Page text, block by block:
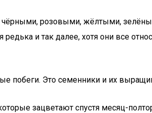
чёрными, розовыми, жёлтыми,
и так далее, хотя они все
побеги. Это семенники и их
зацветают спустя месяц-